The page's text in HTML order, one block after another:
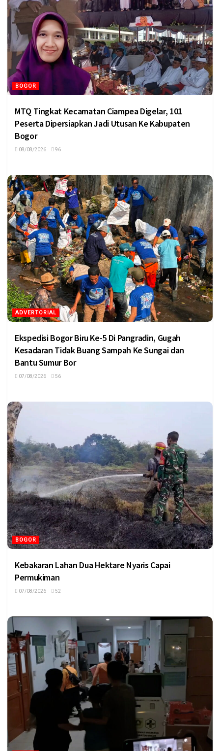
BOGOR
MTQ Tingkat Kecamatan Ciampea Digelar, 101
Peserta Dipersiapkan Jadi Utusan Ke Kabupaten
Bogor
08/08/2026 96
ADVERTORIAL
Ekspedisi Bogor Biru Ke-5 Di Pangradin, Gugah
Kesadaran Tidak Buang Sampah Ke Sungai dan
Bantu Sumur Bor
07/08/2026 56
BOGOR
Kebakaran Lahan Dua Hektare Nyaris Capai
Permukiman
07/08/2026 52